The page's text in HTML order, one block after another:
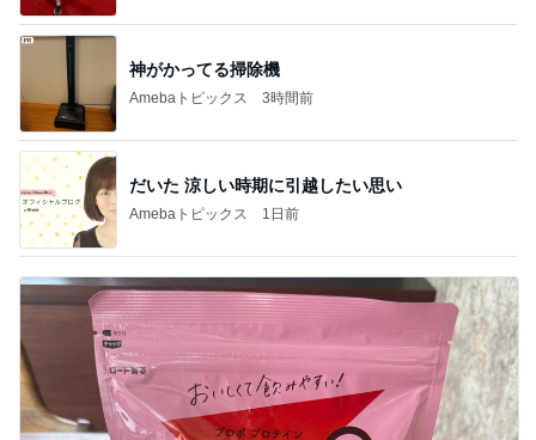
神がかってる掃除機
Amebaトピックス 3時間前
だいた 涼しい時期に引越したい思い
Amebaトピックス 1日前